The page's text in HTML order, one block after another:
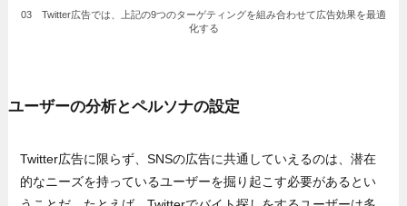
03 Twitter広告では、上記の9つのターゲティングを組み合わせて広告効果を最適
化する
ユーザーの分析とペルソナの設定
Twitter広告に限らず、SNSの広告に共通していえるのは、潜在
的なニーズを持っているユーザーを掘り起こす必要があるとい